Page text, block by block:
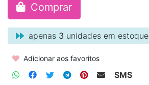
Comprar
apenas 3 unidades em estoque
Adicionar aos favoritos
SMS